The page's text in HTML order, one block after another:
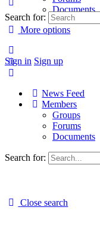
Documents
More options
Sign in Sign up
Search for:
News Feed
Members
Groups
Forums
Documents
Search for:
Close search